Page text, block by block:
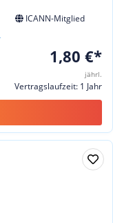
ICANN-Mitglied
1,80 €*
jährl.
Vertragslaufzeit: 1 Jahr